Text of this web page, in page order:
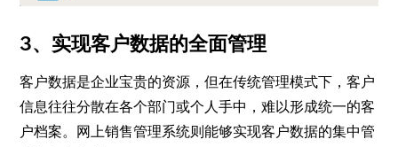
3、实现客户数据的全面管理
客户数据是企业宝贵的资源，但在传统管理模式下，客户
信息往往分散在各个部门或个人手中，难以形成统一的客
户档案。网上销售管理系统则能够实现客户数据的集中管